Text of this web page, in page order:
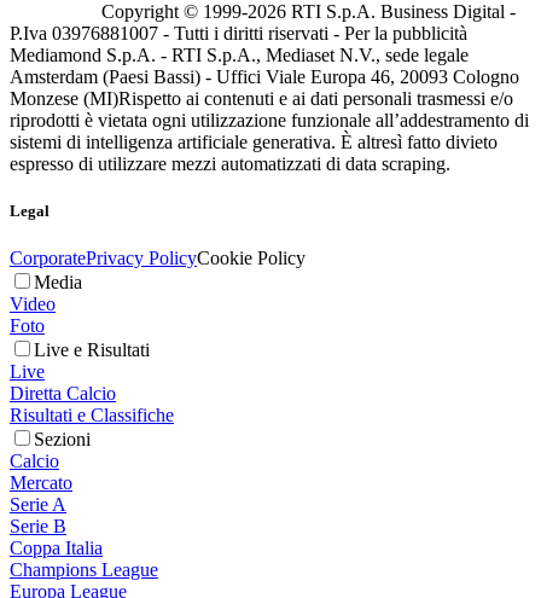
Copyright © 1999-2026 RTI S.p.A. Business Digital -
P.Iva 03976881007 - Tutti i diritti riservati - Per la pubblicità
Mediamond S.p.A. - RTI S.p.A., Mediaset N.V., sede legale
Amsterdam (Paesi Bassi) - Uffici Viale Europa 46, 20093 Cologno
Monzese (MI)Rispetto ai contenuti e ai dati personali trasmessi e/o
riprodotti è vietata ogni utilizzazione funzionale all’addestramento di
sistemi di intelligenza artificiale generativa. È altresì fatto divieto
espresso di utilizzare mezzi automatizzati di data scraping.
Legal
CorporatePrivacy PolicyCookie Policy
Media
Video
Foto
Live e Risultati
Live
Diretta Calcio
Risultati e Classifiche
Sezioni
Calcio
Mercato
Serie A
Serie B
Coppa Italia
Champions League
Europa League